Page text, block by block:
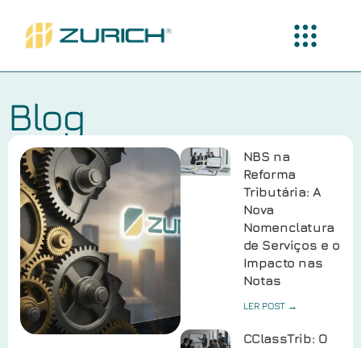
Blog
NBS na
Reforma
Tributária: A
Nova
Nomenclatura
de Serviços e o
Impacto nas
Notas
LER POST →
CClassTrib: O